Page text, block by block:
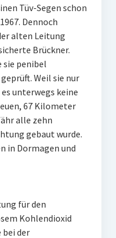
Tüv-Segen schon
Dennoch
alten Leitung
Brückner.
sie penibel
Weil sie nur
unterwegs keine
67 Kilometer
alle zehn
gebaut wurde.
in Dormagen und
für den
Kohlendioxid
der